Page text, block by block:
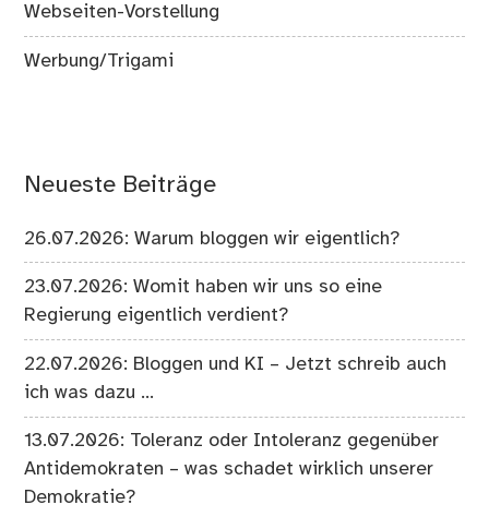
Webseiten-Vorstellung
Werbung/Trigami
Neueste Beiträge
26.07.2026: Warum bloggen wir eigentlich?
23.07.2026: Womit haben wir uns so eine
Regierung eigentlich verdient?
22.07.2026: Bloggen und KI – Jetzt schreib auch
ich was dazu …
13.07.2026: Toleranz oder Intoleranz gegenüber
Antidemokraten – was schadet wirklich unserer
Demokratie?